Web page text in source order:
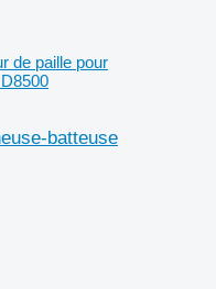
de paille pour
batteuse